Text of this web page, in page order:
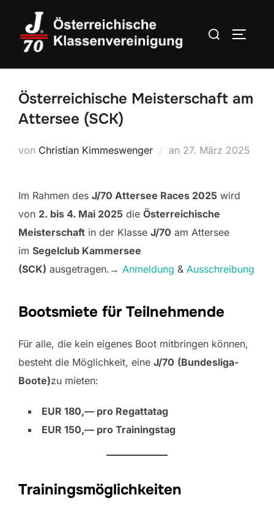
springen
Suchen
Österreichische Meisterschaft am
Attersee (SCK)
von Christian Kimmeswenger an Veröffentlicht
27. März 2025
Im Rahmen des J/70 Attersee Races 2025 wird
von 2. bis 4. Mai 2025 die Österreichische
Meisterschaft in der Klasse J/70 am Attersee
im Segelclub Kammersee
(SCK) ausgetragen.→ Anmeldung & Ausschreibung
Bootsmiete für Teilnehmende
Für alle, die kein eigenes Boot mitbringen können,
besteht die Möglichkeit, eine J/70 (Bundesliga-
Boote)zu mieten:
EUR 180,— pro Regattatag
EUR 150,— pro Trainingstag
Trainingsmöglichkeiten